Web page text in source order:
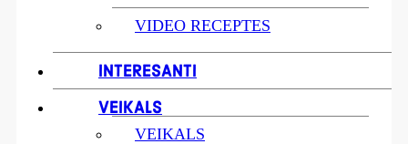
VIDEO RECEPTES
INTERESANTI
VEIKALS
VEIKALS